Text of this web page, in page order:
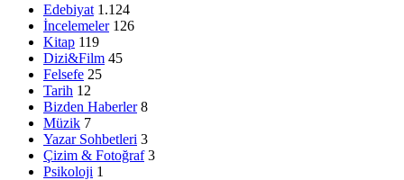
Edebiyat 1.124
İncelemeler 126
Kitap 119
Dizi&Film 45
Felsefe 25
Tarih 12
Bizden Haberler 8
Müzik 7
Yazar Sohbetleri 3
Çizim & Fotoğraf 3
Psikoloji 1